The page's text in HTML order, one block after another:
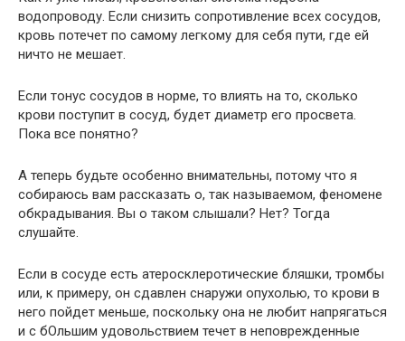
водопроводу. Если снизить сопротивление всех сосудов,
кровь потечет по самому легкому для себя пути, где ей
ничто не мешает.
Если тонус сосудов в норме, то влиять на то, сколько
крови поступит в сосуд, будет диаметр его просвета.
Пока все понятно?
А теперь будьте особенно внимательны, потому что я
собираюсь вам рассказать о, так называемом, феномене
обкрадывания. Вы о таком слышали? Нет? Тогда
слушайте.
Если в сосуде есть атеросклеротические бляшки, тромбы
или, к примеру, он сдавлен снаружи опухолью, то крови в
него пойдет меньше, поскольку она не любит напрягаться
и с бОльшим удовольствием течет в неповрежденные